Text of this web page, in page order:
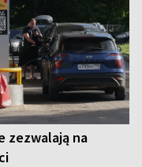
zezwalają na